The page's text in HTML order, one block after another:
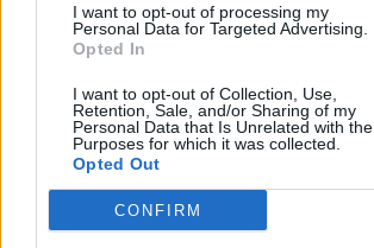
I want to opt-out of processing my
Personal Data for Targeted Advertising.
Opted In
I want to opt-out of Collection, Use,
Retention, Sale, and/or Sharing of my
Personal Data that Is Unrelated with the
Purposes for which it was collected.
Opted Out
CONFIRM
26 1 110
39 Дървесна
1 150
3 410 х нивото
2 Мармалад от